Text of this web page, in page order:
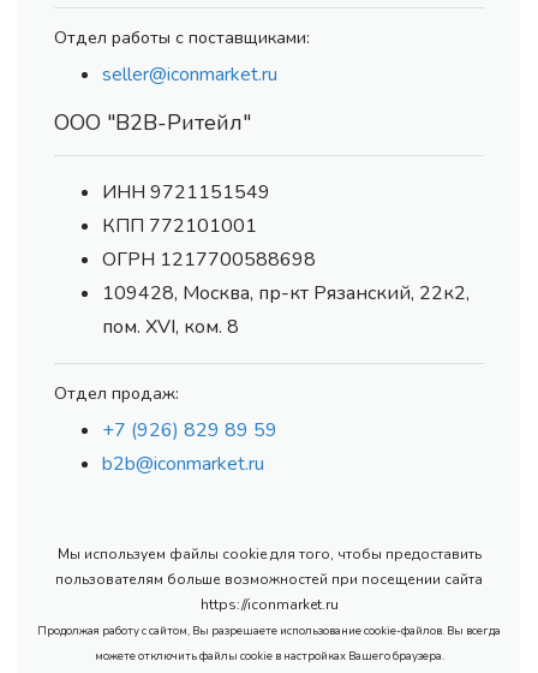
Отдел работы с поставщиками:
seller@iconmarket.ru
ООО "В2В-Ритейл"
ИНН 9721151549
КПП 772101001
ОГРН 1217700588698
109428, Москва, пр-кт Рязанский, 22к2,
пом. XVI, ком. 8
Отдел продаж:
+7 (926) 829 89 59
b2b@iconmarket.ru
Мы используем файлы cookie для того, чтобы предоставить
пользователям больше возможностей при посещении сайта
https://iconmarket.ru
Продолжая работу с сайтом, Вы разрешаете использование cookie-файлов. Вы всегда
можете отключить файлы cookie в настройках Вашего браузера.